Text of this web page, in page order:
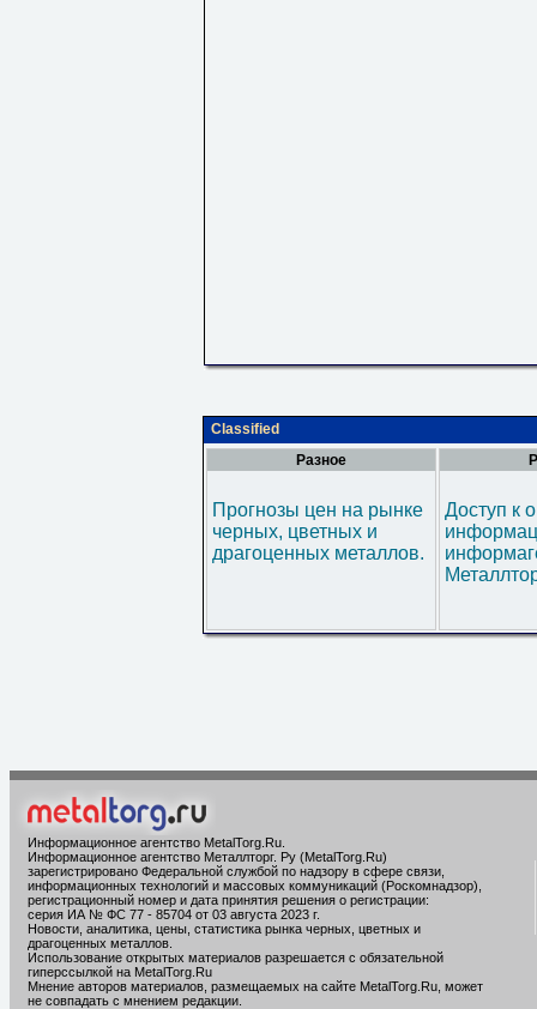
Classified
Разное
Прогнозы цен на рынке
черных, цветных и
драгоценных металлов.
Доступ к
Информационное агентство MetalTorg.Ru
Информационное агентство Металлторг. Ру (MetalTorg.Ru)
зарегистрировано Федеральной службой по надзору в сфере связи,
информационных технологий и массовых коммуникаций (Роскомнадзор),
регистрационный номер и дата принятия решения о регистрации:
серия ИА № ФС 77 - 85704 от 03 августа 2023 г.
Новости, аналитика, цены, статистика рынка черных, цветных и
драгоценных металлов.
Использование открытых материалов разрешается с обязательной
гиперссылкой на MetalTorg.Ru
Мнение авторов материалов, размещаемых на сайте MetalTorg.Ru, может
не совпадать с мнением редакции.